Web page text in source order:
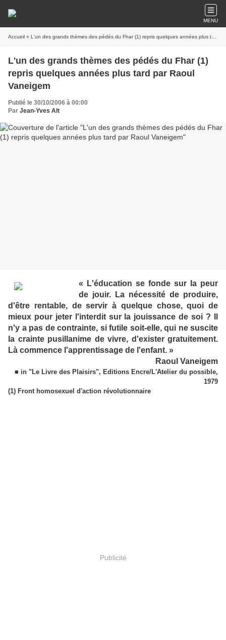
MENU
Accueil » L'un des grands thèmes des pédés du Fhar (1) repris quelques années plus tard par Raoul Vaneigem
L'un des grands thèmes des pédés du Fhar (1)
repris quelques années plus tard par Raoul
Vaneigem
Publié le 30/10/2006 à 00:00
Par Jean-Yves Alt
« L'éducation se fonde sur la peur
de jouir. La nécessité de produire,
d'être rentable, de servir à quelque chose, quoi de
mieux pour jeter l'interdit sur la jouissance de soi ? Il
n'y a pas de contrainte, si futile soit-elle, qui ne suscite
la crainte pusillanime de vivre, d'exister gratuitement.
Là commence l'apprentissage de l'enfant. »
Raoul Vaneigem
■ in "Le Livre des Plaisirs", Editions Encre/L'Atelier du possible,
1979
(1) Front homosexuel d'action révolutionnaire
Publicité